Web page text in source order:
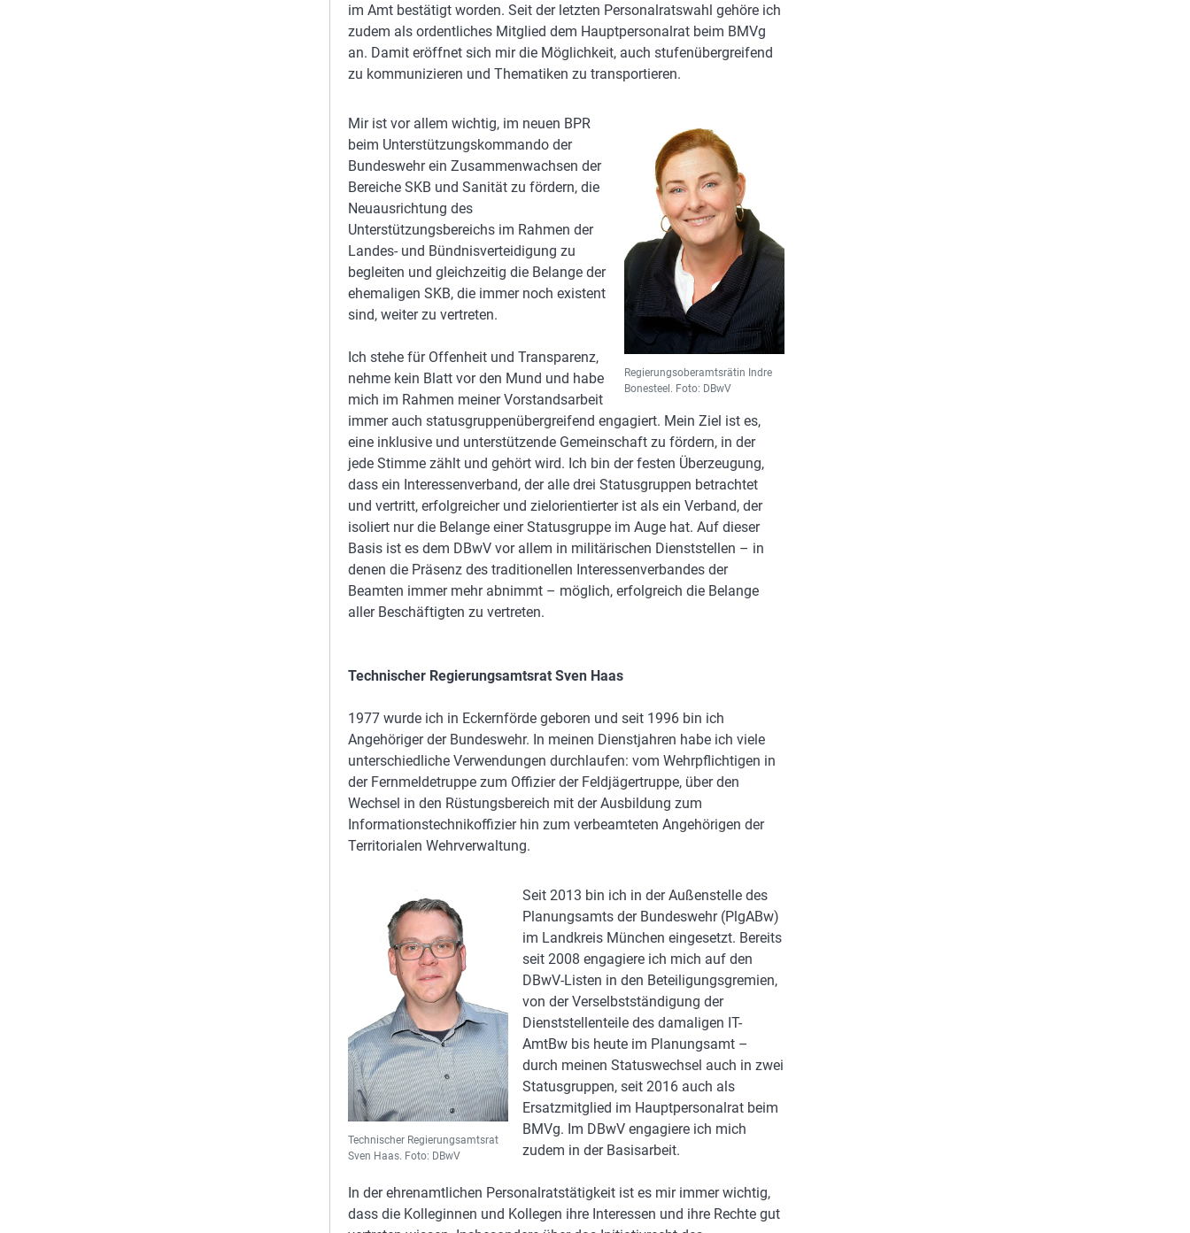
im Amt bestätigt worden. Seit der letzten Personalratswahl gehöre ich
zudem als ordentliches Mitglied dem Hauptpersonalrat beim BMVg
an. Damit eröffnet sich mir die Möglichkeit, auch stufenübergreifend
zu kommunizieren und Thematiken zu transportieren.
Regierungsoberamtsrätin Indre
Bonesteel. Foto: DBwV
Mir ist vor allem wichtig, im neuen BPR
beim Unterstützungskommando der
Bundeswehr ein Zusammenwachsen der
Bereiche SKB und Sanität zu fördern, die
Neuausrichtung des
Unterstützungsbereichs im Rahmen der
Landes- und Bündnisverteidigung zu
begleiten und gleichzeitig die Belange der
ehemaligen SKB, die immer noch existent
sind, weiter zu vertreten.
Ich stehe für Offenheit und Transparenz,
nehme kein Blatt vor den Mund und habe
mich im Rahmen meiner Vorstandsarbeit
immer auch statusgruppenübergreifend engagiert. Mein Ziel ist es,
eine inklusive und unterstützende Gemeinschaft zu fördern, in der
jede Stimme zählt und gehört wird. Ich bin der festen Überzeugung,
dass ein Interessenverband, der alle drei Statusgruppen betrachtet
und vertritt, erfolgreicher und zielorientierter ist als ein Verband, der
isoliert nur die Belange einer Statusgruppe im Auge hat. Auf dieser
Basis ist es dem DBwV vor allem in militärischen Dienststellen – in
denen die Präsenz des traditionellen Interessenverbandes der
Beamten immer mehr abnimmt – möglich, erfolgreich die Belange
aller Beschäftigten zu vertreten.
Technischer Regierungsamtsrat Sven Haas
1977 wurde ich in Eckernförde geboren und seit 1996 bin ich
Angehöriger der Bundeswehr. In meinen Dienstjahren habe ich viele
unterschiedliche Verwendungen durchlaufen: vom Wehrpflichtigen in
der Fernmeldetruppe zum Offizier der Feldjägertruppe, über den
Wechsel in den Rüstungsbereich mit der Ausbildung zum
Informationstechnikoffizier hin zum verbeamteten Angehörigen der
Territorialen Wehrverwaltung.
Technischer Regierungsamtsrat
Sven Haas. Foto: DBwV
Seit 2013 bin ich in der Außenstelle des
Planungsamts der Bundeswehr (PlgABw)
im Landkreis München eingesetzt. Bereits
seit 2008 engagiere ich mich auf den
DBwV-Listen in den Beteiligungsgremien,
von der Verselbstständigung der
Dienststellenteile des damaligen IT-
AmtBw bis heute im Planungsamt –
durch meinen Statuswechsel auch in zwei
Statusgruppen, seit 2016 auch als
Ersatzmitglied im Hauptpersonalrat beim
BMVg. Im DBwV engagiere ich mich
zudem in der Basisarbeit.
In der ehrenamtlichen Personalratstätigkeit ist es mir immer wichtig,
dass die Kolleginnen und Kollegen ihre Interessen und ihre Rechte gut